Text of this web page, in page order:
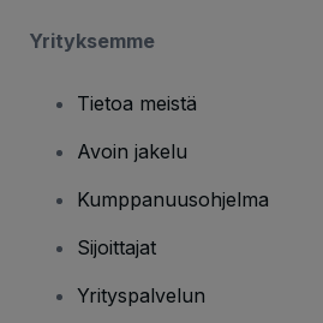
Yrityksemme
Tietoa meistä
Avoin jakelu
Kumppanuusohjelma
Sijoittajat
Yrityspalvelun